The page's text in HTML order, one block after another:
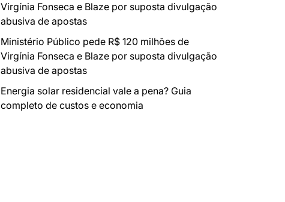
Virgínia Fonseca e Blaze por suposta divulgação
abusiva de apostas
Ministério Público pede R$ 120 milhões de
Virgínia Fonseca e Blaze por suposta divulgação
abusiva de apostas
Energia solar residencial vale a pena? Guia
completo de custos e economia